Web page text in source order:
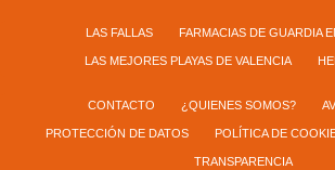
LAS FALLAS FARMACIAS DE GUARDIA
LAS MEJORES PLAYAS DE VALENCIA
CONTACTO ¿QUIENES SOMOS?
PROTECCIÓN DE DATOS POLÍTICA DE
TRANSPARENCIA